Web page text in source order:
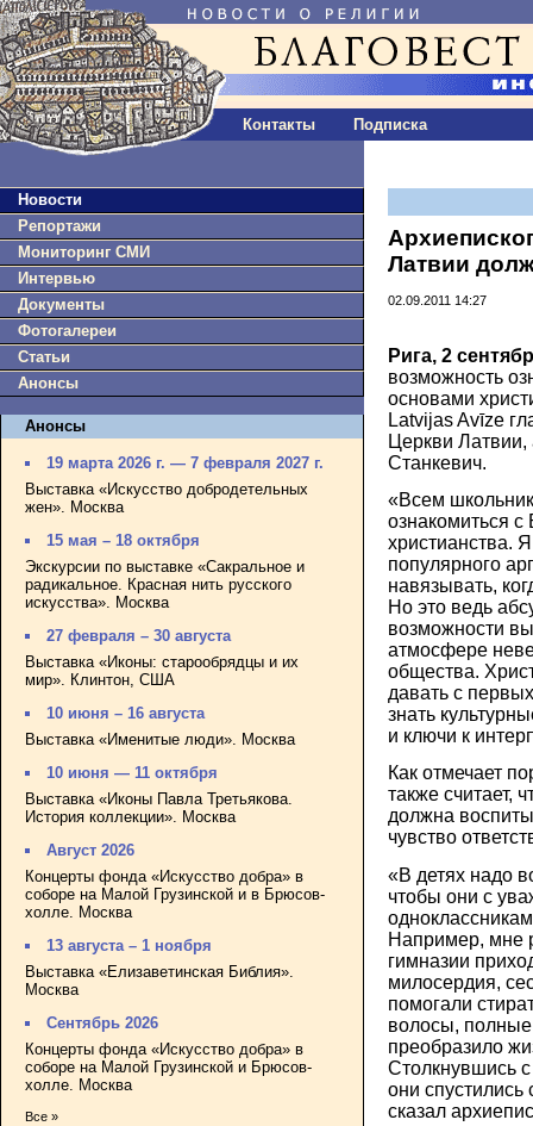
Контакты Подписка
Новости
Репортажи
Мониторинг СМИ
Интервью
Документы
Фотогалереи
Статьи
Анонсы
Анонсы
19 марта 2026 г. — 7 февраля 2027 г.
Выставка «Искусство добродетельных
жен». Москва
15 мая – 18 октября
Экскурсии по выставке «Сакральное и
радикальное. Красная нить русского
искусства». Москва
27 февраля – 30 августа
Выставка «Иконы: старообрядцы и их
мир». Клинтон, США
10 июня – 16 августа
Выставка «Именитые люди». Москва
10 июня — 11 октября
Выставка «Иконы Павла Третьякова.
История коллекции». Москва
Август 2026
Концерты фонда «Искусство добра» в
соборе на Малой Грузинской и в Брюсов-
холле. Москва
13 августа – 1 ноября
Выставка «Елизаветинская Библия».
Москва
Сентябрь 2026
Концерты фонда «Искусство добра» в
соборе на Малой Грузинской и Брюсов-
холле. Москва
Все »
Латвии
02.09.2011 14:27
Рига, 2
возможность
основами
Latvijas Avīze
Церкви Латвии,
Станкевич.
«Всем
ознакомиться
христианства.
популярного
навязывать,
Но это ведь
возможности
атмосфере
общества.
давать с
знать
и ключи к
Как отмечает
также считает,
должна
чувство
«В детях надо
чтобы они с
Например, мне
гимназии
милосердия,
помогали
волосы, полные
преобразило
Столкнувшись
они
сказал